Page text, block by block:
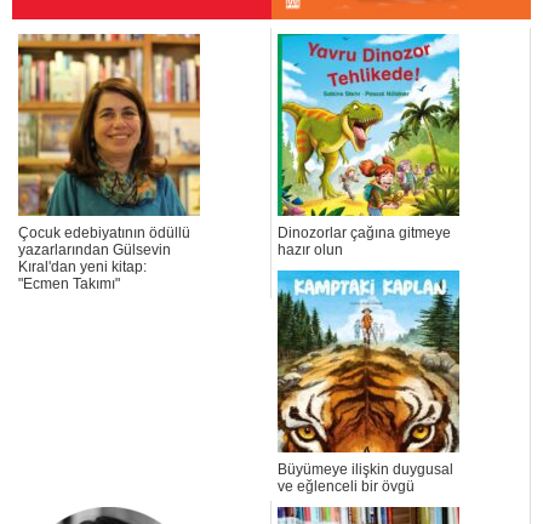
Çocuk edebiyatının ödüllü
yazarlarından Gülsevin
Kıral'dan yeni kitap:
"Ecmen Takımı"
Dinozorlar çağına gitmeye
hazır olun
Büyümeye ilişkin duygusal
ve eğlenceli bir övgü